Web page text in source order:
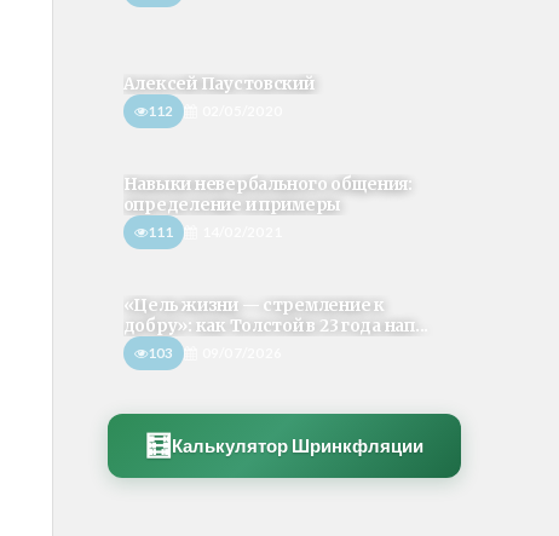
Алексей Паустовский
112
Навыки невербального общения:
определение и примеры
111
«Цель жизни — стремление к
добру»: как Толстой в 23 года нап...
103
🧮 Калькулятор Шринкфляции